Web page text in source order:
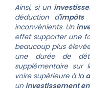
Ainsi, si un
déduction d'impôts
inconvénients. Un
effet supporter une
beaucoup plus
une durée de
supplémentaire sur
voire supérieure à la
un investissement en